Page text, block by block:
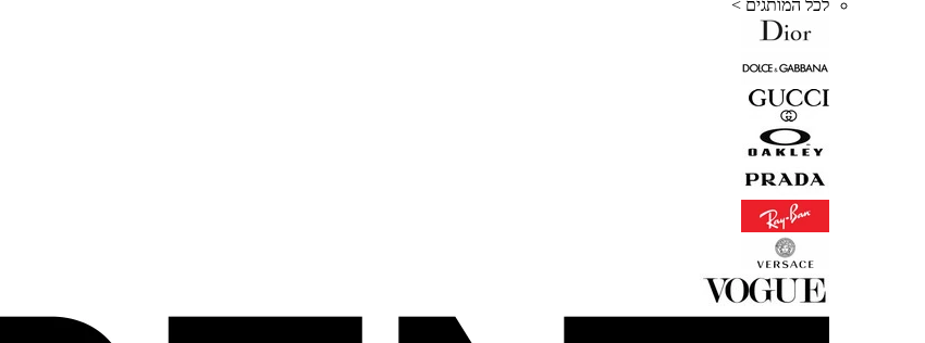
לכל המותגים >